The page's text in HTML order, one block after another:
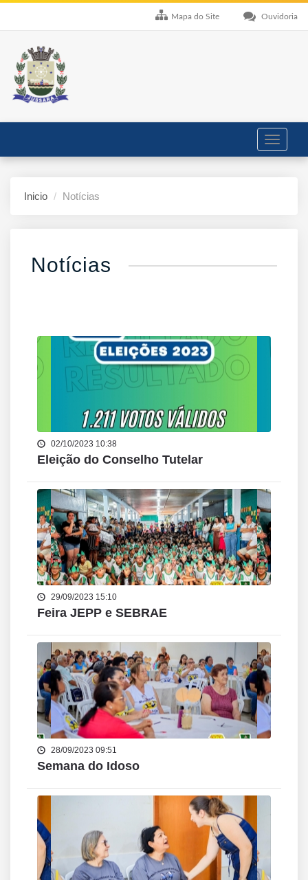
Ouvidoria
Mapa do Site
Toggle
Inicio Notícias
Notícias
02/10/2023 10:38
Eleição do Conselho Tutelar
29/09/2023 15:10
Feira JEPP e SEBRAE
28/09/2023 09:51
Semana do Idoso